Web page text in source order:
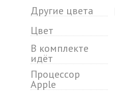
Другие цвета
Цвет
В комплекте
идёт
Процессор
Apple